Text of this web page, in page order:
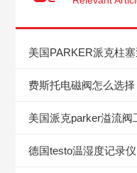
美国派克parker溢流阀
德国testo温湿度记录